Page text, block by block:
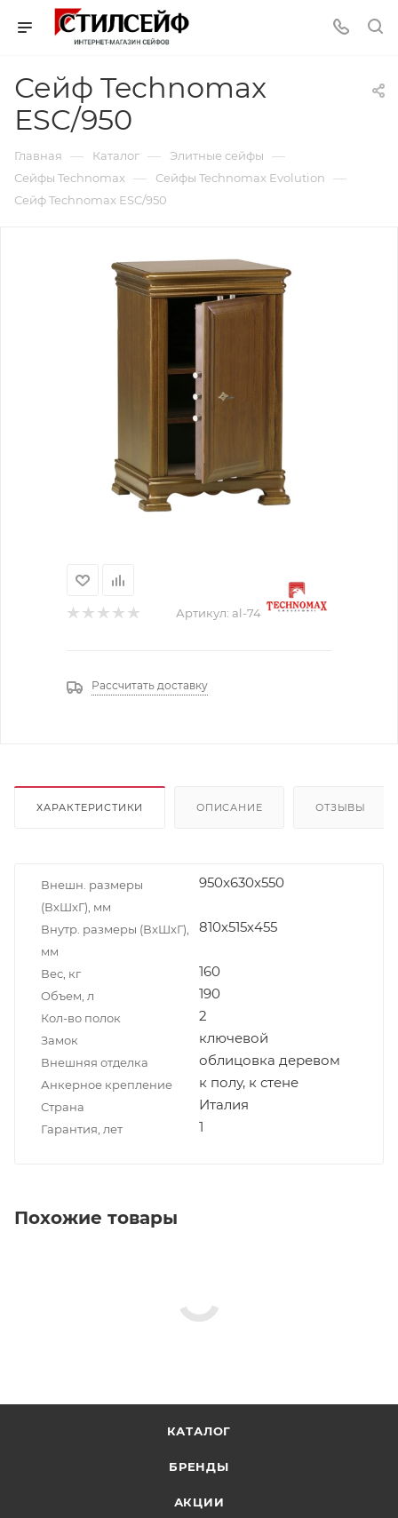
Сейф Technomax
ESC/950
Главная — Каталог — Элитные сейфы —
Сейфы Technomax — Сейфы Technomax Evolution —
Сейф Technomax ESC/950
Артикул: al-74
Рассчитать доставку
ХАРАКТЕРИСТИКИ ОПИСАНИЕ ОТЗЫВЫ
Внешн. размеры
(ВxШxГ), мм
950x630x550
Внутр. размеры (ВxШxГ),
мм
810х515х455
Вес, кг 160
Объем, л 190
Кол-во полок 2
Замок ключевой
Внешняя отделка облицовка деревом
Анкерное крепление к полу, к стене
Страна Италия
Гарантия, лет 1
Похожие товары
КАТАЛОГ
БРЕНДЫ
АКЦИИ